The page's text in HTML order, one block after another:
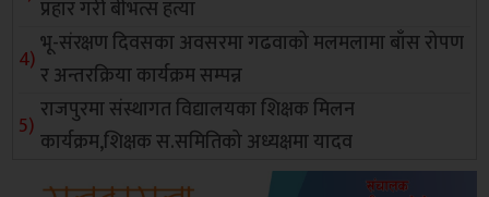
प्रहार गरी बीभत्स हत्या
भू-संरक्षण दिवसका अवसरमा गढवाको मलमलामा बाँस रोपण
र अन्तरक्रिया कार्यक्रम सम्पन्न
राजपुरमा संस्थागत विद्यालयका शिक्षक मिलन
कार्यक्रम,शिक्षक स.समितिको अध्यक्षमा यादव